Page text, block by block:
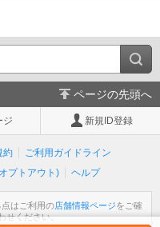
ページの先頭へ
ジ 新規ID登録
約
ご利用ガイドライン
プトアウト) ヘルプ
はご利用の店舗情報ページをご確
せください。